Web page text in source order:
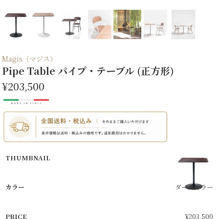
Magis（マジス）
Pipe Table パイプ・テーブル (正方形)
¥203,500
ダークカラー
¥203,500